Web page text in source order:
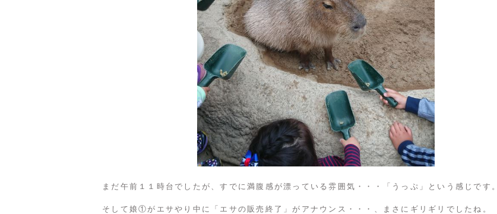
まだ午前１１時台でしたが、すでに満腹感が漂っている雰囲気・・・「うっぷ」という感じです。
そして娘①がエサやり中に「エサの販売終了」がアナウンス・・・、まさにギリギリでしたね。